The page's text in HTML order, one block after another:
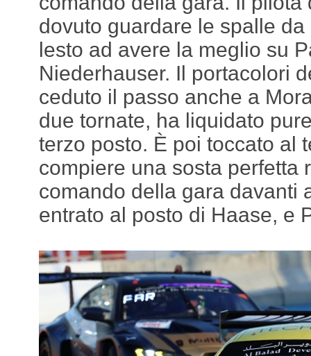
dovuto guardare le spalle
lesto ad avere la meglio su
Niederhauser. Il portacolori
ceduto il passo anche a
due tornate, ha liquidato
terzo posto. È poi toccato al
compiere una sosta perfetta
comando della gara davanti
entrato al posto di Haase, e